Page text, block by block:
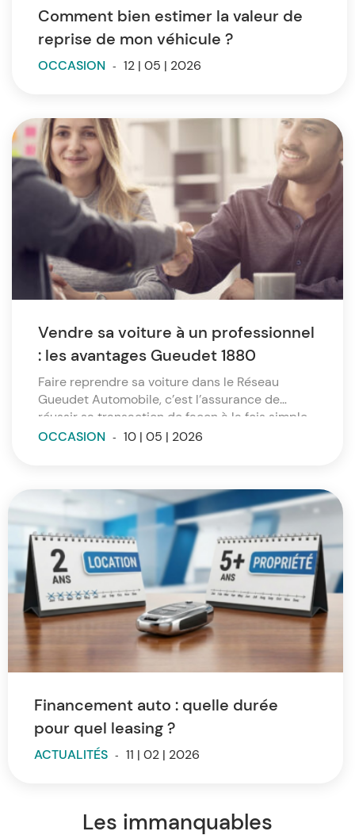
Comment bien estimer la valeur de
reprise de mon véhicule ?
OCCASION - 12 | 05 | 2026
Vendre sa voiture à un professionnel
: les avantages Gueudet 1880
Faire reprendre sa voiture dans le Réseau
Gueudet Automobile, c’est l’assurance de
réussir sa transaction de façon à la fois simple,
efficace, rapide et sûre. Et de pouvoir obtenir
OCCASION - 10 | 05 | 2026
Financement auto : quelle durée
pour quel leasing ?
ACTUALITÉS - 11 | 02 | 2026
Les immanquables